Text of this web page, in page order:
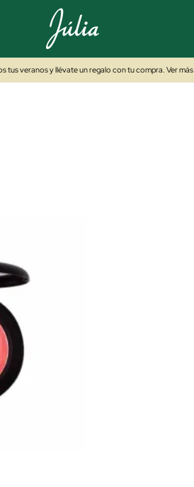
tus veranos y llévate un regalo con tu compra. Ver más